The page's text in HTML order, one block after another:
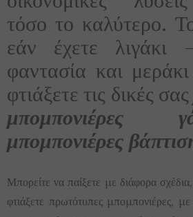
τόσο το καλύτερο.
εάν έχετε
φαντασία και
φτιάξετε τις δικές σας
μπομπονιέρες
μπομπονιέρες
Μπορείτε να παίξετε με διάφορα
φτιάξετε πρωτότυπες μπομπονιέρες,